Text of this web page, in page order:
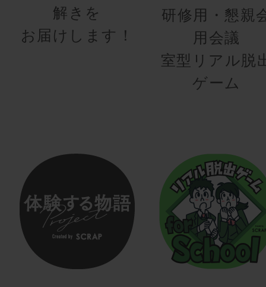
解きを
お届けします！
研修用・懇親
用会議
室型リアル脱
ゲーム